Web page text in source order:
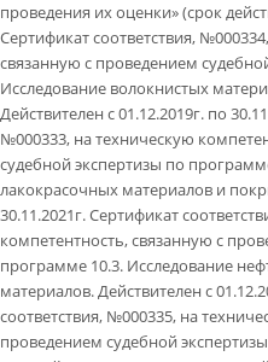
проведения их оценки» (срок
Сертификат соответствия,
связанную с проведением
Исследование волокнистых
Действителен с 01.12.2019г. по
№000333, на техническую
судебной экспертизы по
лакокрасочных материалов и
30.11.2021г. Сертификат
компетентность, связанную с
программе 10.3. Исследование
материалов. Действителен с
соответствия, №000335, на
проведением судебной